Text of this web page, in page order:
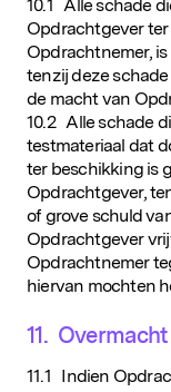
Populaire
10.1 Alle schade
Opdrachtgever
Opdrachtnemer,
tenzij deze
de macht van
10.2 Alle schade
testmateriaal dat
ter beschikking is
Opdrachtgever,
of grove schuld
Opdrachtgever
Opdrachtnemer
hiervan mochten
11. Overmacht
11.1 Indien